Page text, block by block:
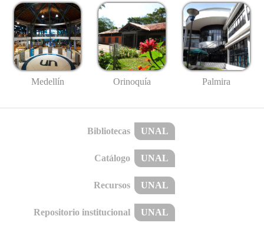
Medellín Orinoquía Palmira
Bibliotecas UNAL
Catálogo UNAL
Recursos UNAL
Repositorio institucional UNAL